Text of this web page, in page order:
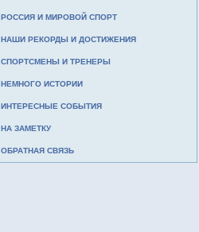
РОССИЯ И МИРОВОЙ СПОРТ
НАШИ РЕКОРДЫ И ДОСТИЖЕНИЯ
СПОРТСМЕНЫ И ТРЕНЕРЫ
НЕМНОГО ИСТОРИИ
ИНТЕРЕСНЫЕ СОБЫТИЯ
НА ЗАМЕТКУ
ОБРАТНАЯ СВЯЗЬ